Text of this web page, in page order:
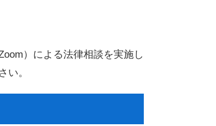
）による法律相談を実施し
い。